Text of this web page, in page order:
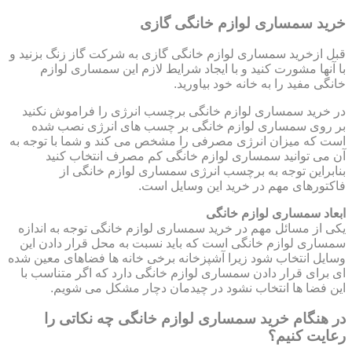
خرید سمساری لوازم خانگی گازی
قبل ازخرید سمساری لوازم خانگی گازی به شرکت گاز زنگ بزنید و
با آنها مشورت کنید و با ایجاد شرایط لازم این سمساری لوازم
خانگی مفید را به خانه خود بیاورید.
در خرید سمساری لوازم خانگی برچسب انرژی را فراموش نکنید
بر روی سمساری لوازم خانگی بر چسب های انرژی نصب شده
است که میزان انرژی مصرفی را مشخص می کند و شما با توجه به
آن می توانید سمساری لوازم خانگی کم مصرف انتخاب کنید
بنابراین توجه به برچسب انرژی سمساری لوازم خانگی از
فاکتورهای مهم در خرید این وسایل است.
ابعاد سمساری لوازم خانگی
یکی از مسائل مهم در خرید سمساری لوازم خانگی توجه به اندازه
سمساری لوازم خانگی است که باید نسبت به محل قرار دادن این
وسایل انتخاب شود زیرا آشپزخانه برخی خانه ها فضاهای معین شده
ای برای قرار دادن سمساری لوازم خانگی دارد که اگر متناسب با
این فضا ها انتخاب نشود در چیدمان دچار مشکل می شویم.
در هنگام خرید سمساری لوازم خانگی چه نکاتی را
رعایت کنیم؟